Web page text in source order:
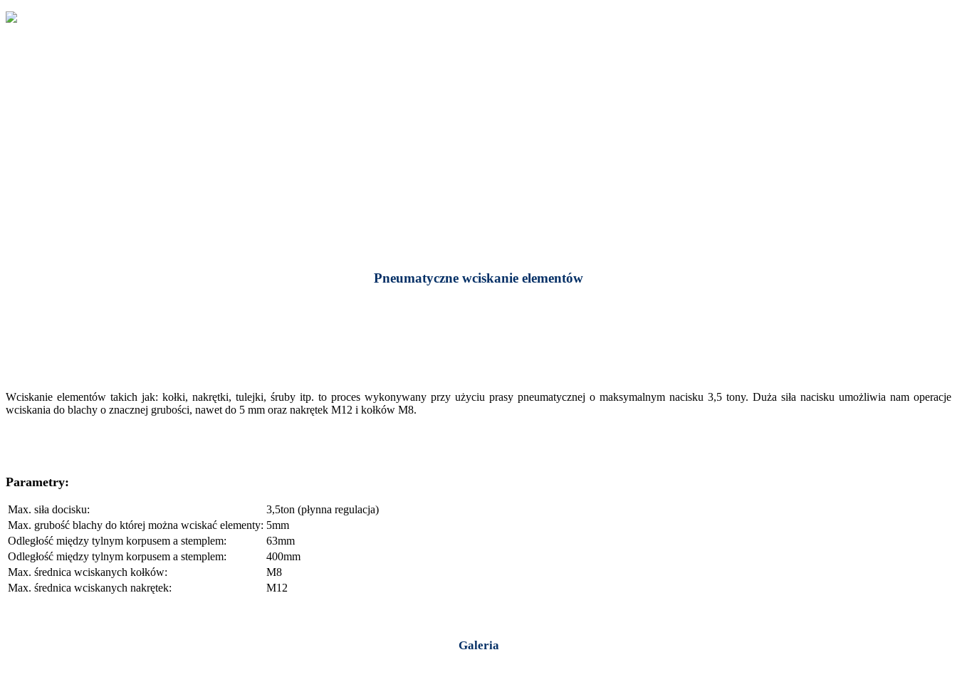
Pneumatyczne wciskanie elementów
Wciskanie elementów takich jak: kołki, nakrętki, tulejki, śruby itp. to proces wykonywany przy użyciu prasy pneumatycznej o maksymalnym nacisku 3,5 tony. Duża siła nacisku umożliwia nam operacje
wciskania do blachy o znacznej grubości, nawet do 5 mm oraz nakrętek M12 i kołków M8.
Parametry:
Max. siła docisku:
3,5ton (płynna regulacja)
Max. grubość blachy do której można wciskać elementy: 5mm
Odległość między tylnym korpusem a stemplem:
63mm
Odległość między tylnym korpusem a stemplem:
400mm
Max. średnica wciskanych kołków:
M8
Max. średnica wciskanych nakrętek:
M12
Galeria